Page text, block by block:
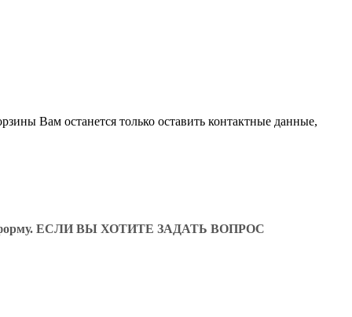
Вам останется только оставить контактные данные,
форму. ЕСЛИ ВЫ ХОТИТЕ ЗАДАТЬ ВОПРОС